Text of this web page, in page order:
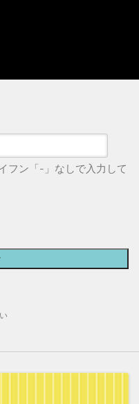
フン「-」なしで入力して